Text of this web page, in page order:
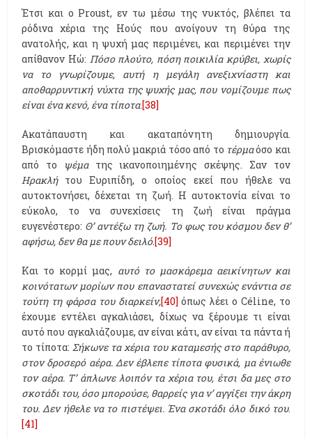
Έτσι και ο Proust, εν τω μέσω της νυκτός, βλέπει τα
ρόδινα χέρια της Ηούς που ανοίγουν τη θύρα της
ανατολής, και η ψυχή μας περιμένει, και περιμένει την
απίθανον Ηώ: Πόσο πλούτο, πόση ποικιλία κρύβει, χωρίς
να το γνωρίζουμε, αυτή η μεγάλη ανεξιχνίαστη και
αποθαρρυντική νύχτα της ψυχής μας, που νομίζουμε πως
είναι ένα κενό, ένα τίποτα.[38]
Ακατάπαυστη και ακαταπόνητη δημιουργία.
Βρισκόμαστε ήδη πολύ μακριά τόσο από το τέρμαόσο και
από το ψέματης ικανοποιημένης σκέψης. Σαν τον
Ηρακλήτου Ευριπίδη, ο οποίος εκεί που ήθελε να
αυτοκτονήσει, δέχεται τη ζωή. Η αυτοκτονία είναι το
εύκολο, το να συνεχίσεις τη ζωή είναι πράγμα
ευγενέστερο: Θ’ αντέξω τη ζωή. Το φως του κόσμου δεν θ’
αφήσω, δεν θα με πουν δειλό.[39]
Και το κορμί μας, αυτό το μασκάρεμα αεικίνητων και
κοινότατων μορίων που επαναστατεί συνεχώς ενάντια σε
τούτη τη φάρσα του διαρκείν,[40] όπως λέει ο Céline, το
έχουμε εντέλει αγκαλιάσει, δίχως να ξέρουμε τι είναι
αυτό που αγκαλιάζουμε, αν είναι κάτι, αν είναι τα πάντα ή
το τίποτα:Σήκωνε τα χέρια του καταμεσής στο παράθυρο,
στον δροσερό αέρα. Δεν έβλεπε τίποτα φυσικά, μα ένιωθε
τον αέρα. Τ’ άπλωνε λοιπόν τα χέρια του, έτσι δα μες στο
σκοτάδι του, όσο μπορούσε, θαρρείς για ν’ αγγίξει την άκρη
του. Δεν ήθελε να το πιστέψει. Ένα σκοτάδι όλο δικό του.
[41]